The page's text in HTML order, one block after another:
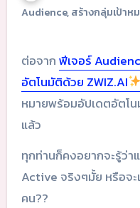
Audience,สร้างกลุ่มเป้าห
ต่อจากฟีเจอร์
อัตโนมัติด้วย ZWIZ.AI
หมายพร้อมอัปเดตอัตโน
แล้ว
ทุกท่านก็คงอยากจะรู้ว่า
Active จริงๆมั้ย หรือจะ
คน??